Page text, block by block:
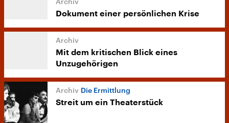
Dokument einer persönlichen Krise
Mit dem kritischen Blick eines
Unzugehörigen
Die Ermittlung
Streit um ein Theaterstück